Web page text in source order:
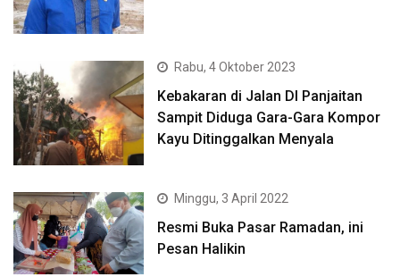
Rabu, 4 Oktober 2023
Kebakaran di Jalan DI Panjaitan
Sampit Diduga Gara-Gara Kompor
Kayu Ditinggalkan Menyala
Minggu, 3 April 2022
Resmi Buka Pasar Ramadan, ini
Pesan Halikin